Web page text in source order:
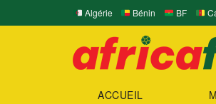
Algérie Bénin BF
ACCUEIL